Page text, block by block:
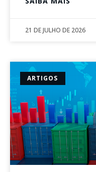
21 DE JULHO DE 2026
ARTIGOS